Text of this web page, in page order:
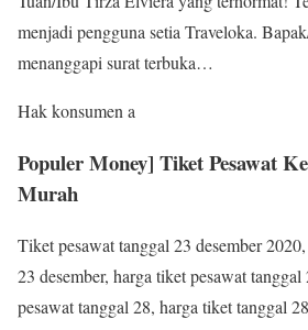
menjadi pengguna setia Traveloka.
menanggapi surat terbuka…
Hak konsumen a
Populer Money] Tiket Pesawat
Murah
Tiket pesawat tanggal 23 desember
23 desember, harga tiket pesawat
pesawat tanggal 28, harga tiket tanggal